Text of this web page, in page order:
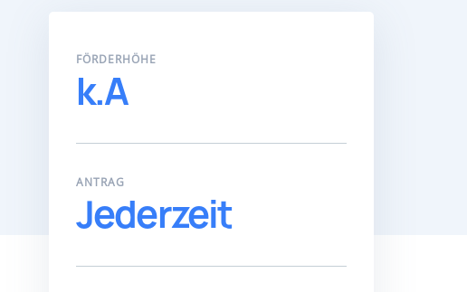
FÖRDERHÖHE
k.A
ANTRAG
Jederzeit